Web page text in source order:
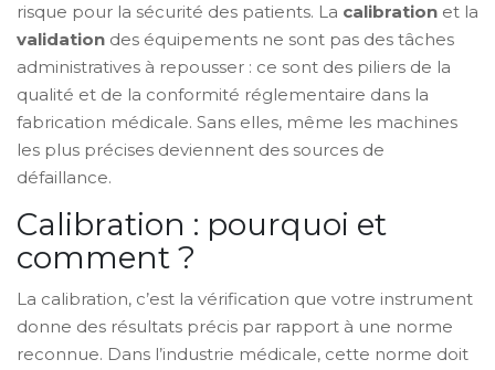
risque pour la sécurité des patients. La calibration et la
validation des équipements ne sont pas des tâches
administratives à repousser : ce sont des piliers de la
qualité et de la conformité réglementaire dans la
fabrication médicale. Sans elles, même les machines
les plus précises deviennent des sources de
défaillance.
Calibration : pourquoi et
comment ?
La calibration, c’est la vérification que votre instrument
donne des résultats précis par rapport à une norme
reconnue. Dans l’industrie médicale, cette norme doit